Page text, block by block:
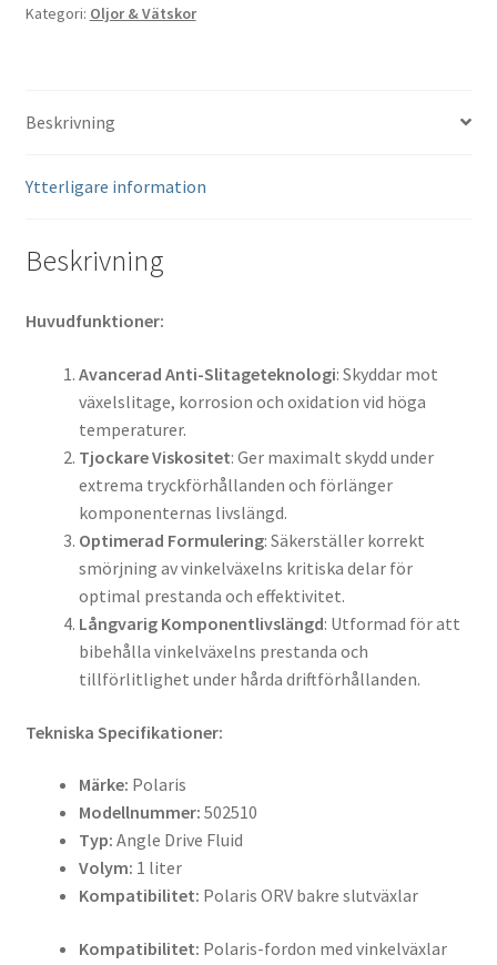
mängd
Kategori: Oljor & Vätskor
Beskrivning
Ytterligare information
Beskrivning
Huvudfunktioner:
Avancerad Anti-Slitageteknologi: Skyddar mot
växelslitage, korrosion och oxidation vid höga
temperaturer.
Tjockare Viskositet: Ger maximalt skydd under
extrema tryckförhållanden och förlänger
komponenternas livslängd.
Optimerad Formulering: Säkerställer korrekt
smörjning av vinkelväxelns kritiska delar för
optimal prestanda och effektivitet.
Långvarig Komponentlivslängd: Utformad för att
bibehålla vinkelväxelns prestanda och
tillförlitlighet under hårda driftförhållanden.
Tekniska Specifikationer:
Märke: Polaris
Modellnummer: 502510
Typ: Angle Drive Fluid
Volym: 1 liter
Kompatibilitet: Polaris ORV bakre slutväxlar
Kompatibilitet: Polaris-fordon med vinkelväxlar